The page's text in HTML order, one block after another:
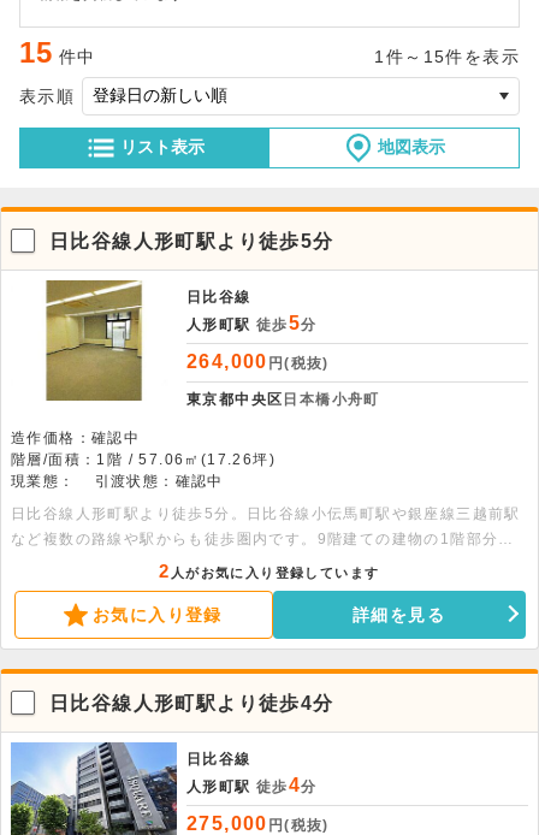
15 件中 1件～15件を表示
リスト表示 地図表示
表示順
日比谷線人形町駅より徒歩5分
日比谷線
人形町駅 徒歩5分
264,000 円(税抜)
東京都中央区 日本橋小舟町
造作価格：確認中
階層/面積：1階 / 57.06㎡(17.26坪)
現業態：
引渡状態：確認中
日比谷線人形町駅より徒歩5分。日比谷線小伝馬町駅や銀座線三越前駅
など複数の路線や駅からも徒歩圏内です。9階建ての建物の1階部分、
57.06平米の貸店舗事務所です。専有部分にトイレがあります。エレベ
ーター完備です。
2 人がお気に入り登録しています
お気に入り登録 詳細を見る
日比谷線人形町駅より徒歩4分
日比谷線
人形町駅 徒歩4分
275,000 円(税抜)